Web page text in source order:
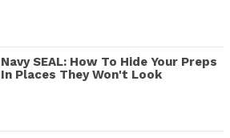
Navy SEAL: How To Hide Your Preps
In Places They Won't Look